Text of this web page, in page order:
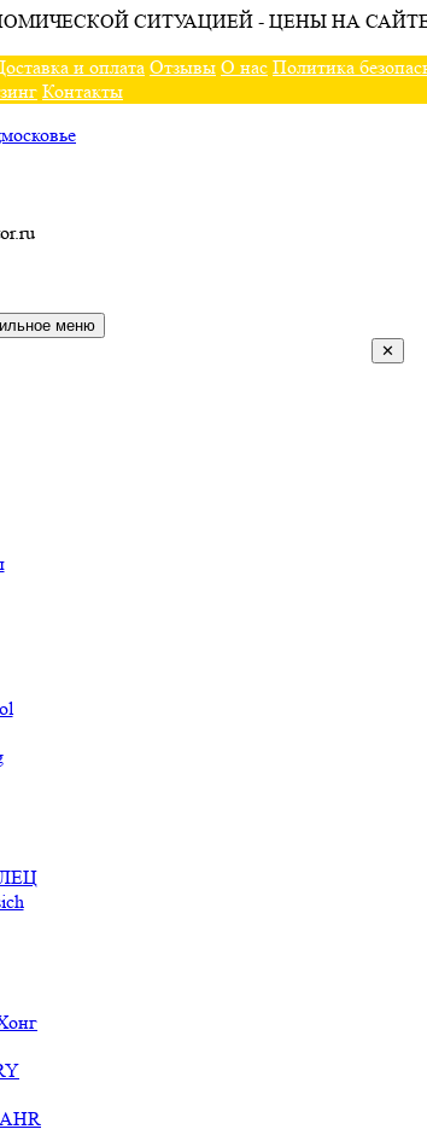
СИТУАЦИЕЙ - ЦЕНЫ НА
и оплата Отзывы О нас Политика
Контакты
меню
✕